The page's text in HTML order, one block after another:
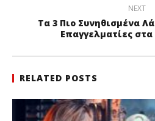
NEXT
Τα 3 Πιο Συνηθισμένα
Επαγγελματίες
RELATED POSTS